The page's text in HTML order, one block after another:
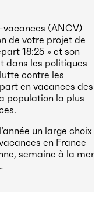
vacances (ANCV)
de votre projet de
18:25 » et son
dans les politiques
contre les
en vacances des
population la plus
un large choix
en France
semaine à la mer